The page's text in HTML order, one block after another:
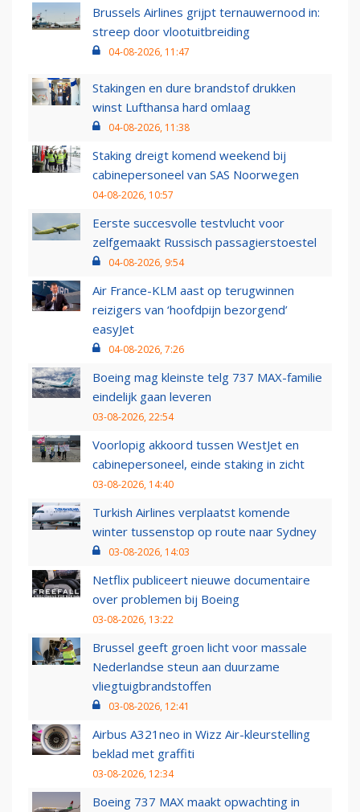
Brussels Airlines grijpt ternauwernood in:
streep door vlootuitbreiding
04-08-2026, 11:47
Stakingen en dure brandstof drukken
winst Lufthansa hard omlaag
04-08-2026, 11:38
Staking dreigt komend weekend bij
cabinepersoneel van SAS Noorwegen
04-08-2026, 10:57
Eerste succesvolle testvlucht voor
zelfgemaakt Russisch passagierstoestel
04-08-2026, 9:54
Air France-KLM aast op terugwinnen
reizigers van ‘hoofdpijn bezorgend’
easyJet
04-08-2026, 7:26
Boeing mag kleinste telg 737 MAX-familie
eindelijk gaan leveren
03-08-2026, 22:54
Voorlopig akkoord tussen WestJet en
cabinepersoneel, einde staking in zicht
03-08-2026, 14:40
Turkish Airlines verplaatst komende
winter tussenstop op route naar Sydney
03-08-2026, 14:03
Netflix publiceert nieuwe documentaire
over problemen bij Boeing
03-08-2026, 13:22
Brussel geeft groen licht voor massale
Nederlandse steun aan duurzame
vliegtuigbrandstoffen
03-08-2026, 12:41
Airbus A321neo in Wizz Air-kleurstelling
beklad met graffiti
03-08-2026, 12:34
Boeing 737 MAX maakt opwachting in